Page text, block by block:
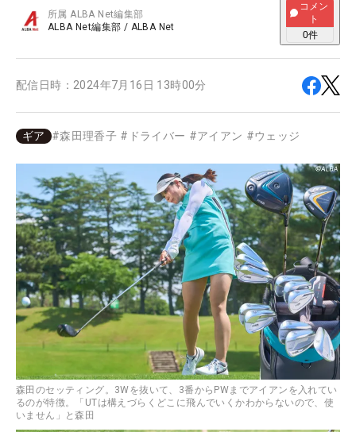
所属ALBA Net編集部
ALBA Net編集部 / ALBA Net
コメン
ト
0件
配信日時： 2024年7月16日 13時00分
ギア #森田理香子 # ドライバー #アイアン #ウェッジ
森田のセッティング。3Wを抜いて、3番からPWまでアイアンを入れてい
るのが特徴。「UTは構えづらくどこに飛んでいくかわからないので、使
いません」と森田